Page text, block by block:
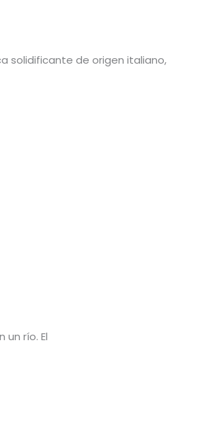
solidificante de origen italiano,
río. El